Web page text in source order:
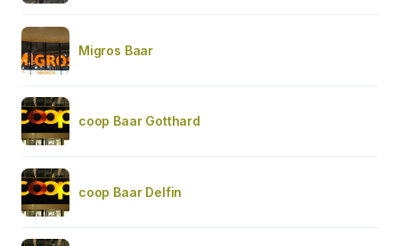
Migros Baar
coop Baar Gotthard
coop Baar Delfin